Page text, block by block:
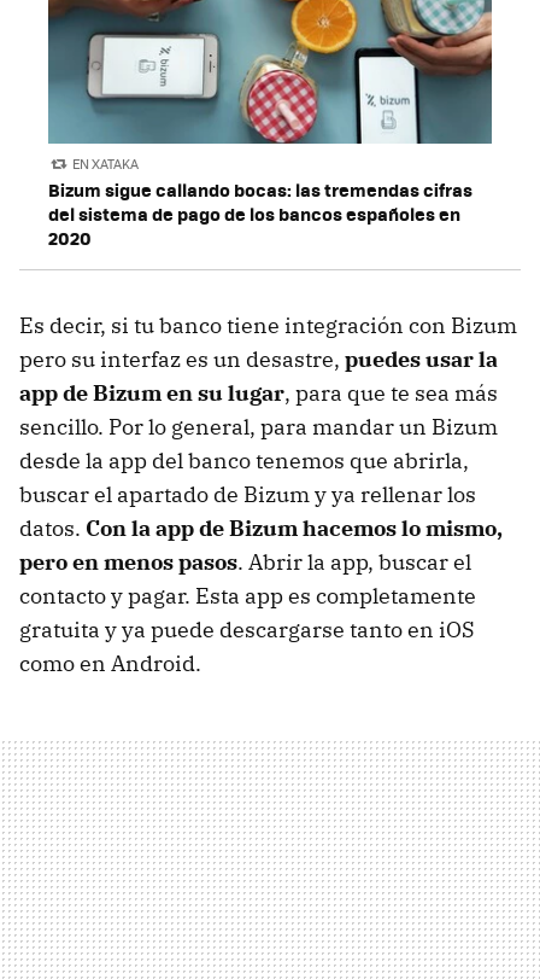
EN XATAKA
Bizum sigue callando bocas: las tremendas cifras
del sistema de pago de los bancos españoles en
2020
Es decir, si tu banco tiene integración con Bizum
pero su interfaz es un desastre, puedes usar la
app de Bizum en su lugar, para que te sea más
sencillo. Por lo general, para mandar un Bizum
desde la app del banco tenemos que abrirla,
buscar el apartado de Bizum y ya rellenar los
datos. Con la app de Bizum hacemos lo mismo,
pero en menos pasos. Abrir la app, buscar el
contacto y pagar. Esta app es completamente
gratuita y ya puede descargarse tanto en iOS
como en Android.